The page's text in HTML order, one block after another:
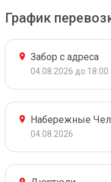
График
Забор с адреса
04.08.2026 до 18:00
Набережные
04.08.2026